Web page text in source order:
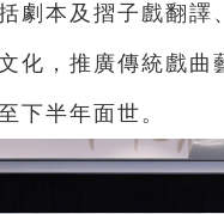
劇本及摺子戲翻譯
化，推廣傳統戲曲
下半年面世。